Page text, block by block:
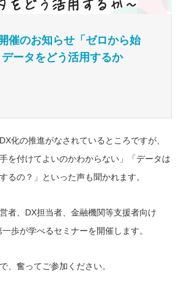
催のお知らせ「ゼロから始
ータをどう活用するか
化の推進がなされているところですが、
を付けてよいのかわからない」「データは
るの？」といった声も聞かれます。
者、DX担当者、金融機関等支援者向け
歩が学べるセミナーを開催します。
、奮ってご参加ください。